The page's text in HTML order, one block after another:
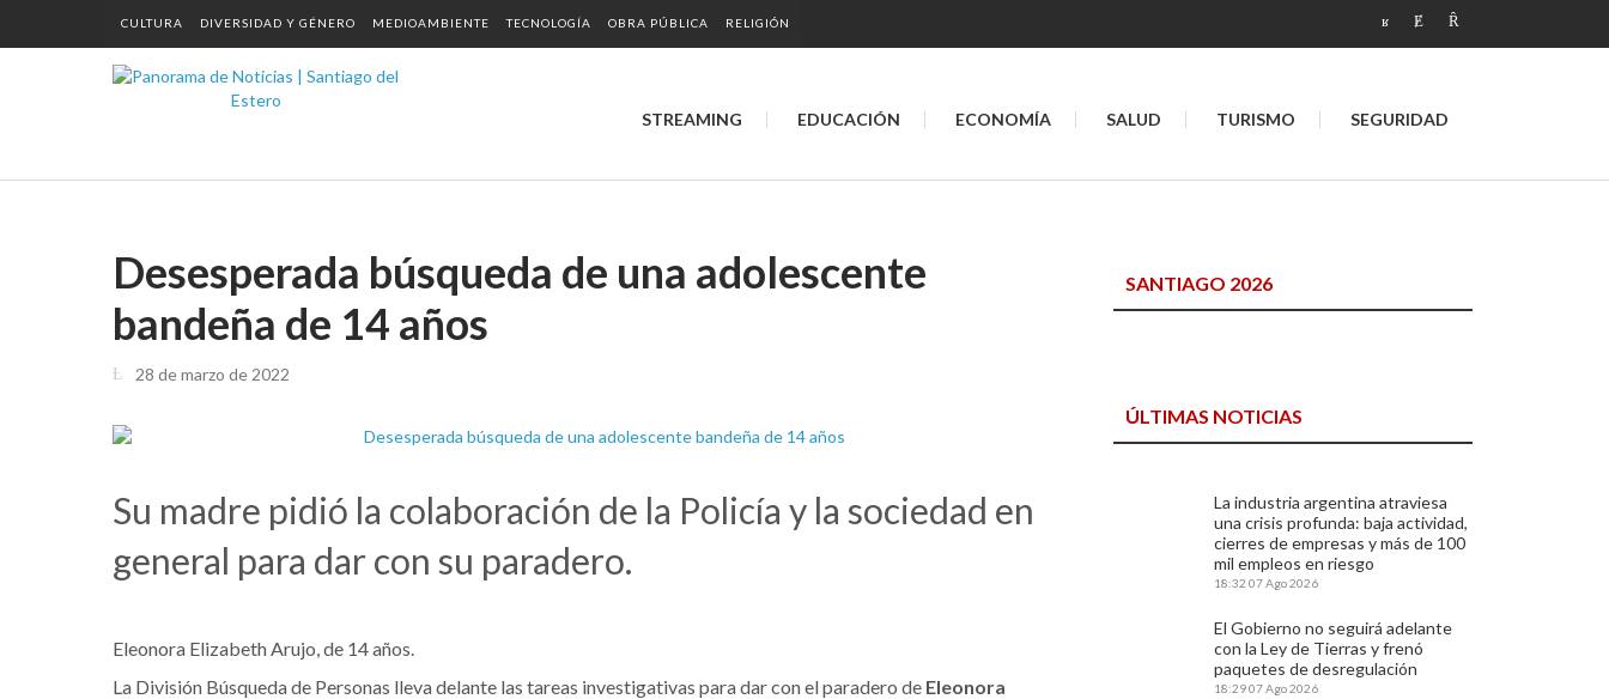
CULTURA DIVERSIDAD Y GÉNERO MEDIOAMBIENTE TECNOLOGÍA OBRA PÚBLICA RELIGIÓN
STREAMING EDUCACIÓN ECONOMÍA SALUD TURISMO SEGURIDAD
Desesperada búsqueda de una adolescente
bandeña de 14 años
28 de marzo de 2022
Su madre pidió la colaboración de la Policía y la sociedad en
general para dar con su paradero.
Eleonora Elizabeth Arujo, de 14 años.
La División Búsqueda de Personas lleva delante las tareas investigativas para dar con el paradero de Eleonora
SANTIAGO 2026
ÚLTIMAS NOTICIAS
La industria argentina atraviesa
una crisis profunda: baja actividad,
cierres de empresas y más de 100
mil empleos en riesgo
18:32 07 Ago 2026
El Gobierno no seguirá adelante
con la Ley de Tierras y frenó
paquetes de desregulación
18:2907 Ago 2026